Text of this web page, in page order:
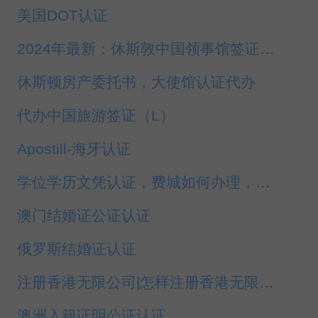
美国DOT认证
2024年最新：休斯敦中国领事馆签证服务更新
休斯顿房产委托书，大使馆认证代办
代办中国旅游签证（L）
Apostill-海牙认证
学位学历文凭认证，费城如何办理，多少钱？
澳门结婚证公证认证
俄罗斯结婚证认证
注册香港无限公司|怎样注册香港无限公司|代理注册香港无限公司